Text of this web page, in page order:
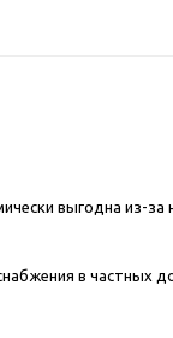
выгодна из-за
в частных